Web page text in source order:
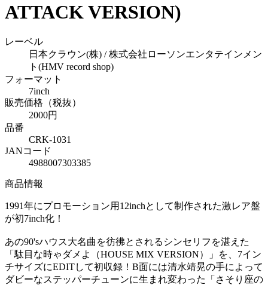
ATTACK VERSION)
レーベル
日本クラウン(株) / 株式会社ローソンエンタテインメン
ト(HMV record shop)
フォーマット
7inch
販売価格（税抜）
2000円
品番
CRK-1031
JANコード
4988007303385
商品情報
1991年にプロモーション用12inchとして制作された激レア盤
が初7inch化！
あの90'sハウス大名曲を彷彿とされるシンセリフを湛えた
「駄目な時ゃダメよ（HOUSE MIX VERSION）」を、7イン
チサイズにEDITして初収録！B面には清水靖晃の手によって
ダビーなステッパーチューンに生まれ変わった「さそり座の